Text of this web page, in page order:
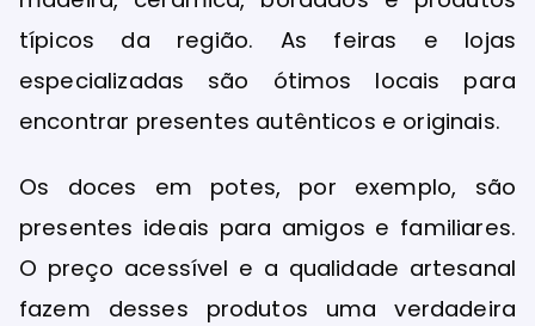
típicos da região. As feiras e lojas
especializadas são ótimos locais para
encontrar presentes autênticos e originais.
Os doces em potes, por exemplo, são
presentes ideais para amigos e familiares.
O preço acessível e a qualidade artesanal
fazem desses produtos uma verdadeira